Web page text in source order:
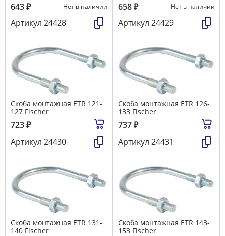
643₽ Нет в наличии
Артикул 24428
658₽ Нет в наличии
Артикул 24429
Скоба монтажная ETR 121-
127 Fischer
723₽
Артикул 24430
Скоба монтажная ETR 126-
133 Fischer
737₽
Артикул 24431
Скоба монтажная ETR 131-
140 Fischer
Скоба монтажная ETR 143-
153 Fischer